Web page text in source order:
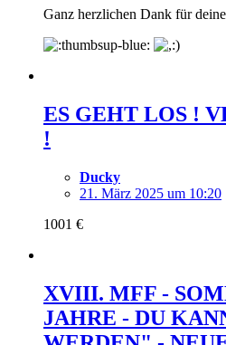
Ganz herzlichen Dank für
ES GEHT LOS !
!
Ducky
21. März 2025 um 10:20
1001 €
XVIII. MFF -
JAHRE - DU